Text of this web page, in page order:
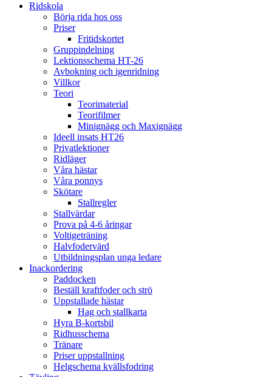
Ridskola
Börja rida hos oss
Priser
Fritidskortet
Gruppindelning
Lektionsschema HT-26
Avbokning och igenridning
Villkor
Teori
Teorimaterial
Teorifilmer
Minignägg och Maxignägg
Ideell insats HT26
Privatlektioner
Ridläger
Våra hästar
Våra ponnys
Skötare
Stallregler
Stallvärdar
Prova på 4-6 åringar
Voltigeträning
Halvfodervärd
Utbildningsplan unga ledare
Inackordering
Paddocken
Beställ kraftfoder och strö
Uppstallade hästar
Hag och stallkarta
Hyra B-kortsbil
Ridhusschema
Tränare
Priser uppstallning
Helgschema kvällsfodring